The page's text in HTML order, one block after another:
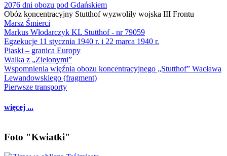
2076 dni obozu pod Gdańskiem
Obóz koncentracyjny Stutthof wyzwoliły wojska III Frontu
Marsz Śmierci
Markus Włodarczyk KL Stutthof - nr 79059
Egzekucje 11 stycznia 1940 r. i 22 marca 1940 r.
Piaski – granica Europy
Walka z „Zielonymi”
Wspomnienia więźnia obozu koncentracyjnego „Stutthof” Wacława
Lewandowskiego (fragment)
Pierwsze transporty
więcej ...
Foto "Kwiatki"